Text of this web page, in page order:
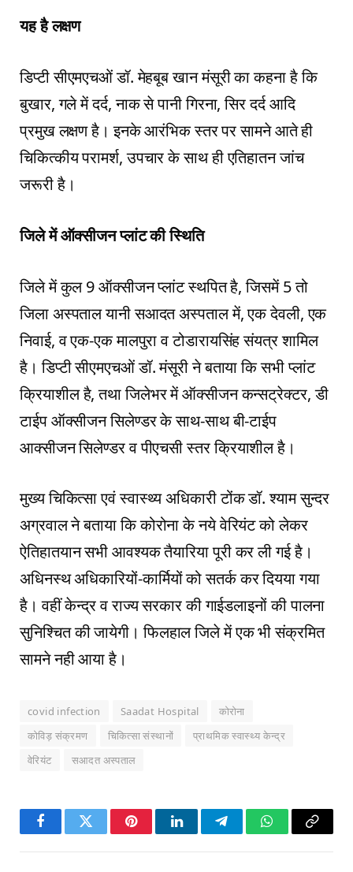
यह है लक्षण
डिप्टी सीएमएचओं डॉ. मेहबूब खान मंसूरी का कहना है कि
बुखार, गले में दर्द, नाक से पानी गिरना, सिर दर्द आदि
प्रमुख लक्षण है। इनके आरंभिक स्तर पर सामने आते ही
चिकित्कीय परामर्श, उपचार के साथ ही एतिहातन जांच
जरूरी है।
जिले में ऑक्सीजन प्लांट की स्थिति
जिले में कुल 9 ऑक्सीजन प्लांट स्थपित है, जिसमें 5 तो
जिला अस्पताल यानी सआदत अस्पताल में, एक देवली, एक
निवाई, व एक-एक मालपुरा व टोडारायसिंह संयत्र शामिल
है। डिप्टी सीएमएचओं डॉ. मंसूरी ने बताया कि सभी प्लांट
क्रियाशील है, तथा जिलेभर में ऑक्सीजन कन्सट्रेक्टर, डी
टाईप ऑक्सीजन सिलेण्डर के साथ-साथ बी-टाईप
आक्सीजन सिलेण्डर व पीएचसी स्तर क्रियाशील है।
मुख्य चिकित्सा एवं स्वास्थ्य अधिकारी टोंक डॉ. श्याम सुन्दर
अग्रवाल ने बताया कि कोरोना के नये वेरियंट को लेकर
ऐतिहातयान सभी आवश्यक तैयारिया पूरी कर ली गई है।
अधिनस्थ अधिकारियों-कार्मियों को सतर्क कर दियया गया
है। वहीं केन्द्र व राज्य सरकार की गाईडलाइनों की पालना
सुनिश्चित की जायेगी। फिलहाल जिले में एक भी संक्रमित
सामने नही आया है।
covid infection Saadat Hospital
कोरोना
कोविड़ संक्रमण
चिकित्सा संस्थानों
प्राथमिक स्वास्थ्य केन्द्र
वेरियंट
सआदत अस्पताल
FacebookTwitter PinterestLinkedInTelegramWhatsApp
Copy